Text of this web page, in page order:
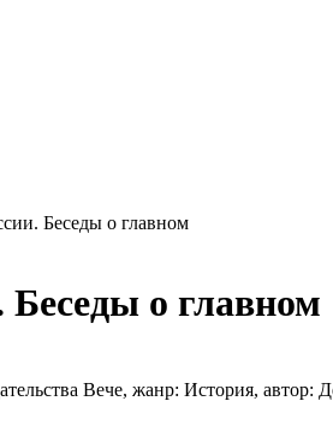
Беседы о главном
Беседы о главном
Вече, жанр: История, автор: